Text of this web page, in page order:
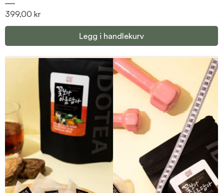
Pris
399,00 kr
Legg i handlekurv